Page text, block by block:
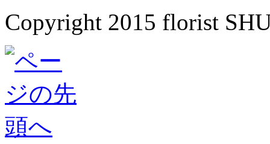
Copyright 2015 florist